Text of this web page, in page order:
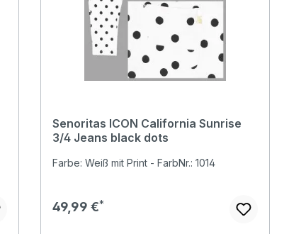
Senoritas ICON California Sunrise
3/4 Jeans black dots
Farbe: Weiß mit Print - FarbNr.: 1014
Regulärer Preis:
49,99 €